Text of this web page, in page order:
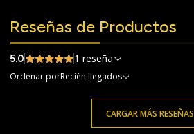
Reseñas de Productos
5.0 1 reseña
Ordenar porRecién llegados
CARGAR MÁS RESEÑAS